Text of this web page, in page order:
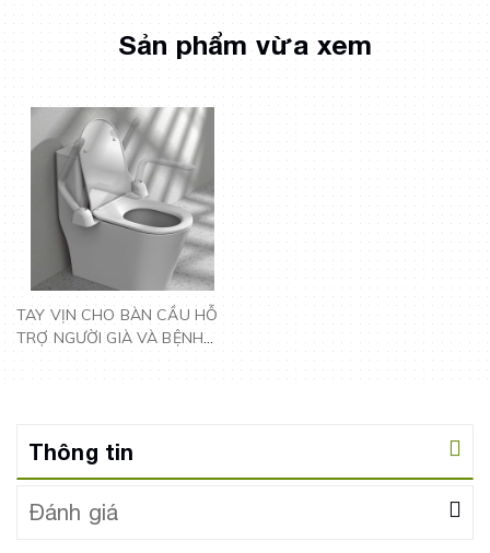
Sản phẩm vừa xem
TAY VỊN CHO BÀN CẦU HỖ
TRỢ NGƯỜI GIÀ VÀ BỆNH
NHÂN CLM 88652
Thông tin
Đánh giá